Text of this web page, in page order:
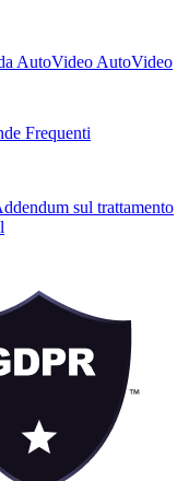
AutoVideo AutoVideo
Frequenti
sul trattamento